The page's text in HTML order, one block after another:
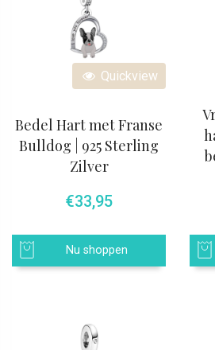
Quickview
Bedel Hart met Franse
Bulldog | 925 Sterling
Zilver
€33,95
Nu shoppen